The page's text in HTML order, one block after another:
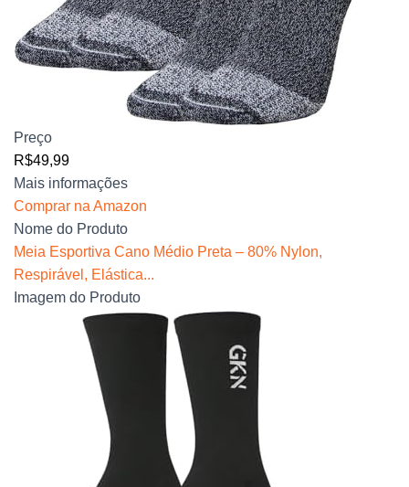
Preço
R$49,99
Mais informações
Comprar na Amazon
Nome do Produto
Meia Esportiva Cano Médio Preta – 80% Nylon,
Respirável, Elástica...
Imagem do Produto